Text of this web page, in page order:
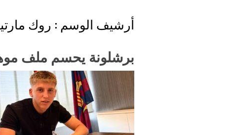
أرشيف الوسم : روك
برشلونة يحسم ملف